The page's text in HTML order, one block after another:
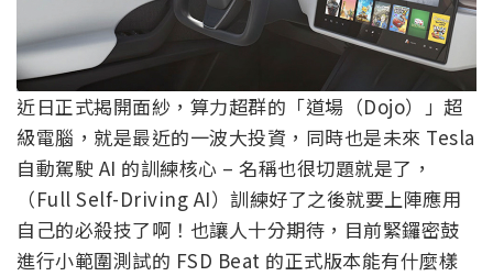
近日正式揭開面紗，算力超群的「道場（Dojo）」超
級電腦，就是最近的一波大投資，同時也是未來 Tesla
自動駕駛 AI 的訓練核心 – 名稱也很切題就是了，
（Full Self-Driving AI）訓練好了之後就要上陣應用
自己的必殺技了啊！也讓人十分期待，目前緊鑼密鼓
進行小範圍測試的 FSD Beat 的正式版本能有什麼樣